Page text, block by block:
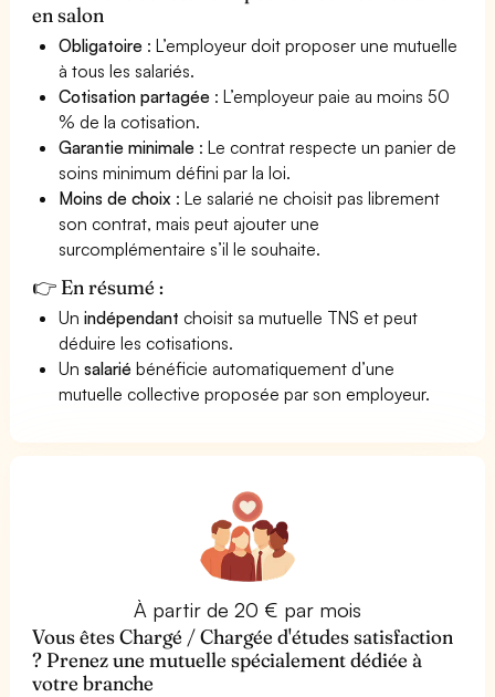
en salon
Obligatoire : L’employeur doit proposer une mutuelle
à tous les salariés.
Cotisation partagée : L’employeur paie au moins 50
% de la cotisation.
Garantie minimale : Le contrat respecte un panier de
soins minimum défini par la loi.
Moins de choix : Le salarié ne choisit pas librement
son contrat, mais peut ajouter une
surcomplémentaire s’il le souhaite.
👉 En résumé :
Unindépendant choisit sa mutuelle TNS et peut
déduire les cotisations.
Unsalarié bénéficie automatiquement d’une
mutuelle collective proposée par son employeur.
À partir de 20 € par mois
Vous êtes Chargé / Chargée d'études satisfaction
? Prenez une mutuelle spécialement dédiée à
votre branche